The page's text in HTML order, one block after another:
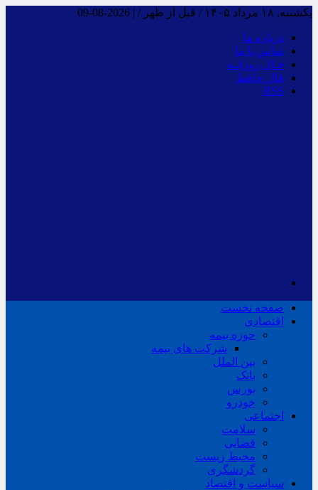
یکشنبه, ۱۸ مرداد ۱۴۰۵ / قبل از ظهر / |
2026-08-09
درباره ما
تماس با ما
فـال روزانـه
فال حافظ
RSS
صفحه نخست
اقتصادی
حوزه بیمه
شرکت های بیمه
بین الملل
بانک
بورس
خودرو
اجتماعی
سلامت
قضایی
محیط زیست
گردشگری
سیاست و اقتصاد